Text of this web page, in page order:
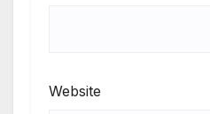
Website